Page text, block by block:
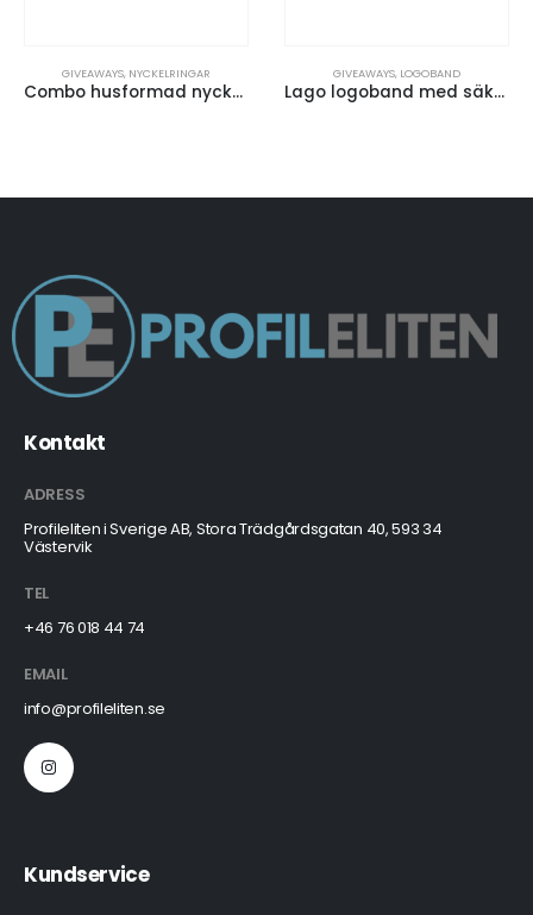
GIVEAWAYS, NYCKELRINGAR
Combo husformad nyckelring
GIVEAWAYS, LOGOBAND
Lago logoband med säkerhetsspänne
Kontakt
ADRESS
Profileliten i Sverige AB, Stora Trädgårdsgatan 40, 593 34
Västervik
TEL
+46 76 018 44 74
EMAIL
info@profileliten.se
Kundservice